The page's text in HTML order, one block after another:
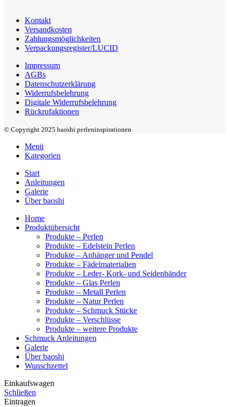
Kontakt
Versandkosten
Zahlungsmöglichkeiten
Verpackungsregister/LUCID
Impressum
AGBs
Datenschutzerklärung
Widerrufsbelehrung
Digitale Widerrufsbelehrung
Rückrufaktionen
© Copyright 2025 baoshi perleninspirationen
Menü
Kategorien
Start
Anleitungen
Galerie
Über baoshi
Home
Produktübersicht
Produkte – Perlen
Produkte – Edelstein Perlen
Produkte – Anhänger und Pendel
Produkte – Fädelmaterialien
Produkte – Leder- Kork- und Seidenbänder
Produkte – Glas Perlen
Produkte – Metall Perlen
Produkte – Natur Perlen
Produkte – Schmuck Stücke
Produkte – Verschlüsse
Produkte – weitere Produkte
Schmuck Anleitungen
Galerie
Über baoshi
Wunschzettel
Einkaufswagen
Schließen
Eintragen